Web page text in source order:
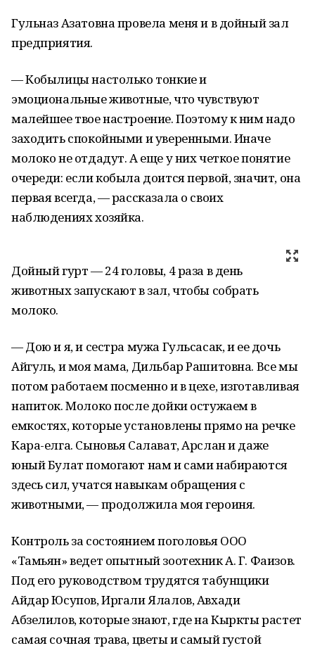
Гульназ Азатовна провела меня и в дойный зал
предприятия.
— Кобылицы настолько тонкие и
эмоциональные животные, что чувствуют
малейшее твое настроение. Поэтому к ним надо
заходить спокойными и уверенными. Иначе
молоко не отдадут. А еще у них четкое понятие
очереди: если кобыла доится первой, значит, она
первая всегда, — рассказала о своих
наблюдениях хозяйка.
Дойный гурт — 24 головы, 4 раза в день
животных запускают в зал, чтобы собрать
молоко.
— Дою и я, и сестра мужа Гульсасак, и ее дочь
Айгуль, и моя мама, Дильбар Рашитовна. Все мы
потом работаем посменно и в цехе, изготавливая
напиток. Молоко после дойки остужаем в
емкостях, которые установлены прямо на речке
Кара-елга. Сыновья Салават, Арслан и даже
юный Булат помогают нам и сами набираются
здесь сил, учатся навыкам обращения с
животными, — продолжила моя героиня.
Контроль за состоянием поголовья ООО
«Тамьян» ведет опытный зоотехник А. Г. Фаизов.
Под его руководством трудятся табунщики
Айдар Юсупов, Иргали Ялалов, Авхади
Абзелилов, которые знают, где на Кыркты растет
самая сочная трава, цветы и самый густой